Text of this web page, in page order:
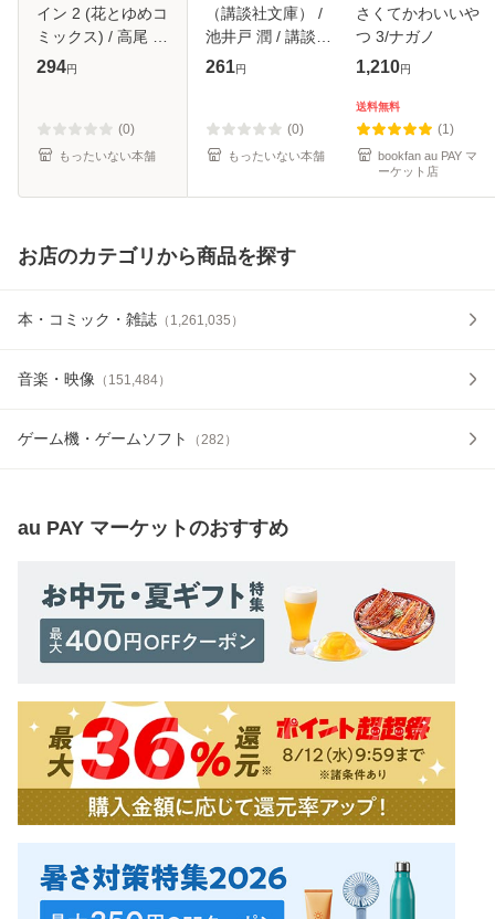
イン 2 (花とゆめコ
ミックス) / 高尾 滋
/ 白泉社 [コミック]
294円
(0)
もったいない本舗
（講談社文庫） /
池井戸 潤 / 講談社
[文庫]【メール便送
261円
(0)
もったいない本舗
さくてかわいいや
つ 3/ナガノ
1,210円
送料無料
(1)
bookfan au PAY マ
ーケット店
お店のカテゴリから商品を探す
本・コミック・雑誌 （ 1,261,035 ）
音楽・映像 （ 151,484）
ゲーム機・ゲームソフト （282 ）
au PAY マーケットのおすすめ